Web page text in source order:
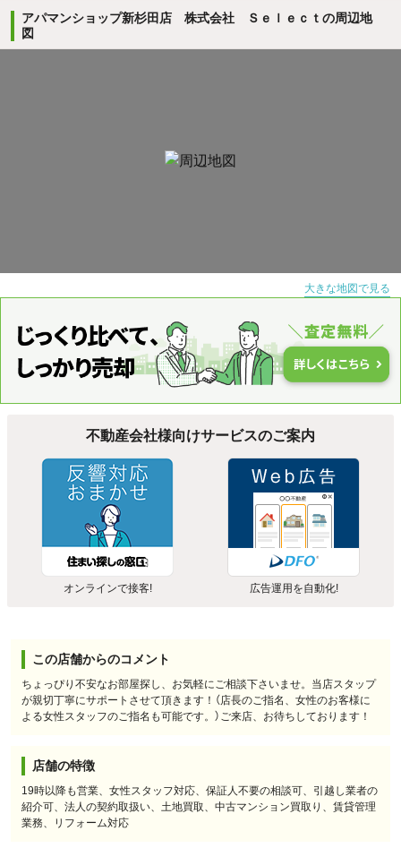
アパマンショップ新杉田店 株式会社 Ｓｅｌｅｃｔの周辺地
図
大きな地図で見る
不動産会社様向けサービスのご案内
オンラインで接客! 広告運用を自動化!
この店舗からのコメント
ちょっぴり不安なお部屋探し、お気軽にご相談下さいませ。当店スタップ
が親切丁寧にサポートさせて頂きます！（店長のご指名、女性のお客様に
よる女性スタッフのご指名も可能です。）ご来店、お待ちしております！
店舗の特徴
19時以降も営業、女性スタッフ対応、保証人不要の相談可、引越し業者の
紹介可、法人の契約取扱い、土地買取、中古マンション買取り、賃貸管理
業務、リフォーム対応